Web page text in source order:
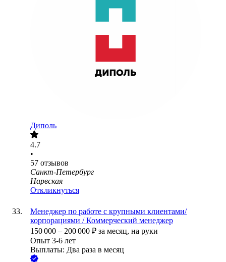
Диполь
4.7
•
57 отзывов
Санкт-Петербург
Нарвская
Откликнуться
Менеджер по работе с крупными клиентами/
корпорациями / Коммерческий менеджер
150 000 – 200 000 ₽ за месяц, на руки
Опыт 3-6 лет
Выплаты: Два раза в месяц